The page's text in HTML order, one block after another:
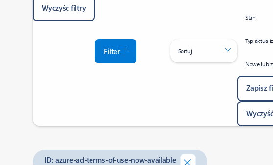
Wyczyść filtry
Filter Sortuj
Stan
Typ
Nowe lub
Zapisz
ID: azure-ad-terms-of-use-now-available